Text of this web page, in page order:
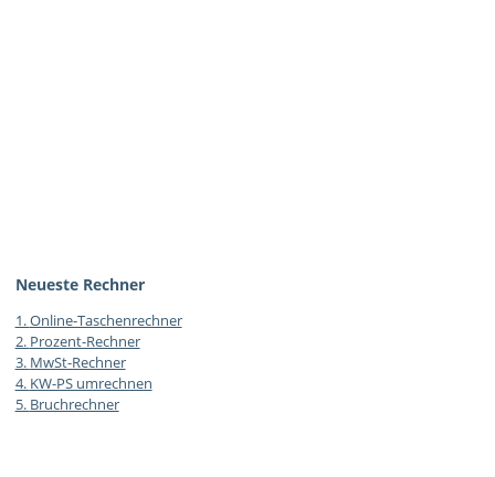
Neueste Rechner
1.Online-Taschenrechner
2. Prozent-Rechner
3. MwSt-Rechner
4. KW-PS umrechnen
5. Bruchrechner